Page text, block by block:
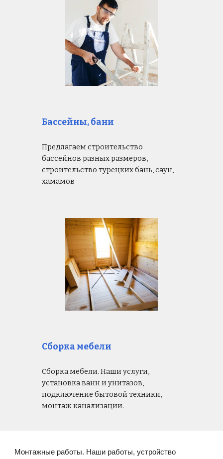
Бассейны, бани
Предлагаем строительство
бассейнов разных размеров,
строительство турецких бань, саун,
хамамов
Сборка мебели
Сборка мебели. Наши услуги,
установка ванн и унитазов,
подключение бытовой техники,
монтаж канализации.
Монтажные работы. Наши работы, устройство